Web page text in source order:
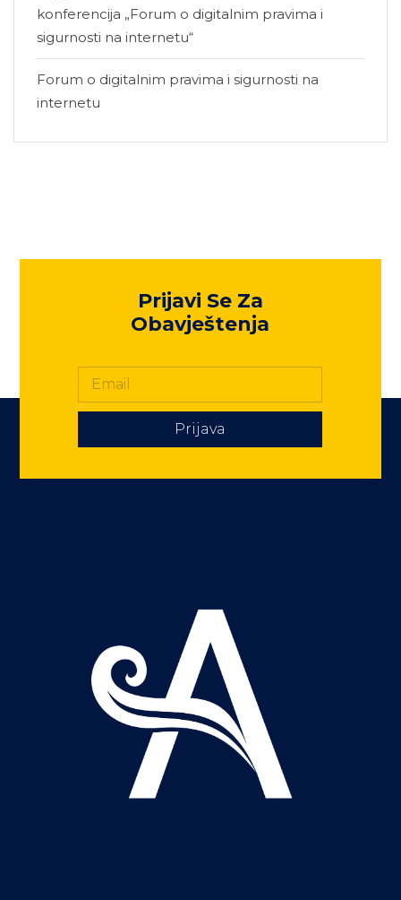
konferencija „Forum o digitalnim pravima i
sigurnosti na internetu“
Forum o digitalnim pravima i sigurnosti na
internetu
Prijavi Se Za
Obavještenja
Prijava